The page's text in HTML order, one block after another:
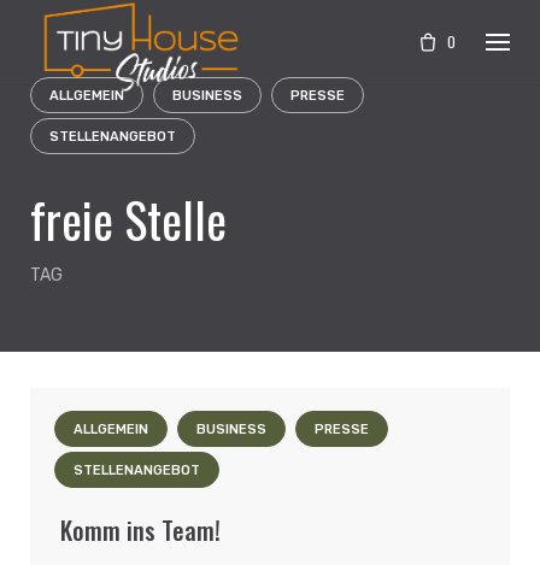
content
0
ALLGEMEIN BUSINESS PRESSE
STELLENANGEBOT
freie Stelle
TAG
ALLGEMEIN BUSINESS PRESSE
STELLENANGEBOT
Komm ins Team!